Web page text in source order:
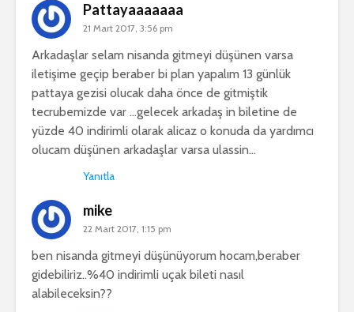
Pattayaaaaaaa
21 Mart 2017, 3:56 pm
Arkadaşlar selam nisanda gitmeyi düşünen varsa
iletişime geçip beraber bi plan yapalım 13 günlük
pattaya gezisi olucak daha önce de gitmiştik
tecrubemizde var …gelecek arkadaş in biletine de
yüzde 40 indirimli olarak alicaz o konuda da yardımcı
olucam düşünen arkadaşlar varsa ulassin…
Yanıtla
mike
22 Mart 2017, 1:15 pm
ben nisanda gitmeyi düşünüyorum hocam,beraber
gidebiliriz..%40 indirimli uçak bileti nasıl
alabileceksin??